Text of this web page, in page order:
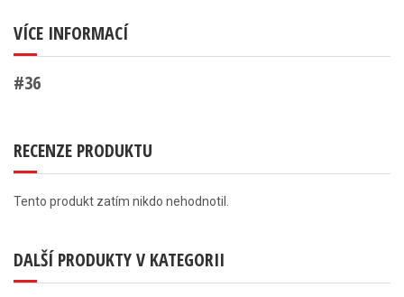
VÍCE INFORMACÍ
#36
RECENZE PRODUKTU
Tento produkt zatím nikdo nehodnotil.
DALŠÍ PRODUKTY V KATEGORII